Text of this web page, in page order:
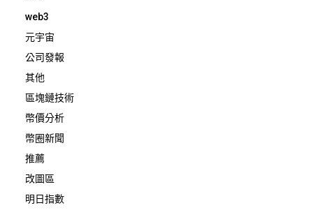
web3
元宇宙
公司發報
其他
區塊鏈技術
幣價分析
幣圈新聞
推薦
改圖區
明日指數